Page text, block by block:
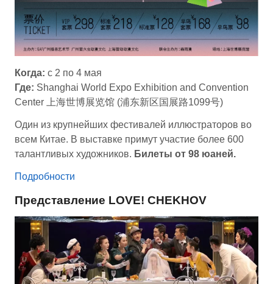
Когда: с 2 по 4 мая
Где: Shanghai World Expo Exhibition and Convention
Center 上海世博展览馆 (浦东新区国展路1099号)
Один из крупнейших фестивалей иллюстраторов во
всем Китае. В выставке примут участие более 600
талантливых художников. Билеты от 98 юаней.
Подробности
Представление LOVE! CHEKHOV